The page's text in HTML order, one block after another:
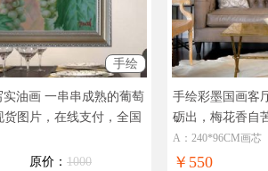
手绘
油画 一串串成熟的葡萄
货图片，在线支付，全国
原价： 1000
手绘彩墨国画客
砺出，梅花香自
国画梅花图
A：240*96CM画芯
￥550